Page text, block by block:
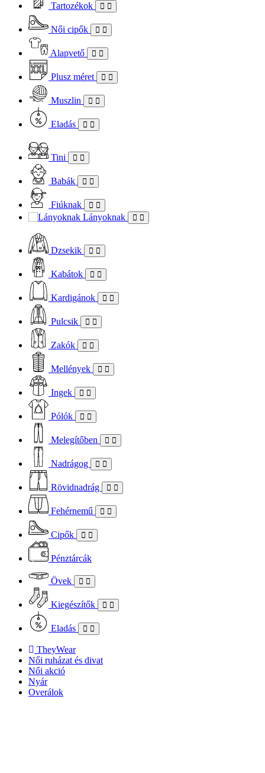
Tartozékok
Női cipők
Alapvető
Plusz méret
Muszlin
Eladás
Tini
Babák
Fiúknak
Lányoknak
Dzsekik
Kabátok
Kardigánok
Pulcsik
Zakók
Mellények
Ingek
Pólók
Melegítőben
Nadrágog
Rövidnadrág
Fehérnemű
Cipők
Pénztárcák
Övek
Kiegészítők
Eladás
TheyWear
Női ruházat és divat
Női akció
Nyár
Overálok